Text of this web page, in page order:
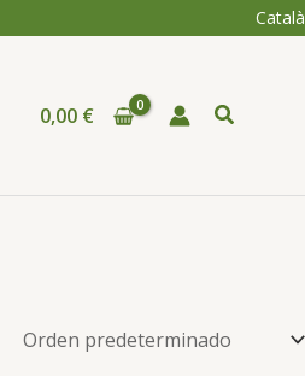
Català
0,00 € Buscar